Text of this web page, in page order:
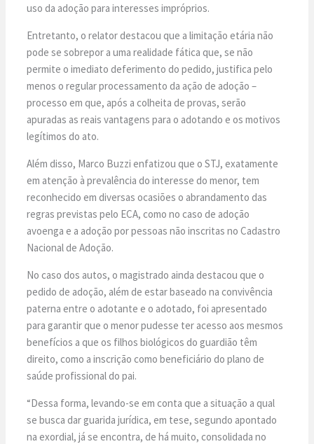
uso da adoção para interesses impróprios.
Entretanto, o relator destacou que a limitação etária não
pode se sobrepor a uma realidade fática que, se não
permite o imediato deferimento do pedido, justifica pelo
menos o regular processamento da ação de adoção –
processo em que, após a colheita de provas, serão
apuradas as reais vantagens para o adotando e os motivos
legítimos do ato.
Além disso, Marco Buzzi enfatizou que o STJ, exatamente
em atenção à prevalência do interesse do menor, tem
reconhecido em diversas ocasiões o abrandamento das
regras previstas pelo ECA, como no caso de adoção
avoenga e a adoção por pessoas não inscritas no Cadastro
Nacional de Adoção.
No caso dos autos, o magistrado ainda destacou que o
pedido de adoção, além de estar baseado na convivência
paterna entre o adotante e o adotado, foi apresentado
para garantir que o menor pudesse ter acesso aos mesmos
benefícios a que os filhos biológicos do guardião têm
direito, como a inscrição como beneficiário do plano de
saúde profissional do pai.
“Dessa forma, levando-se em conta que a situação a qual
se busca dar guarida jurídica, em tese, segundo apontado
na exordial, já se encontra, de há muito, consolidada no